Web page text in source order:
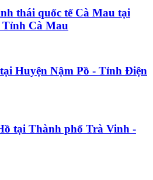
thái quốc tế Cà Mau tại
Cà Mau
Huyện Nậm Pồ - Tỉnh Điện
tại Thành phố Trà Vinh -